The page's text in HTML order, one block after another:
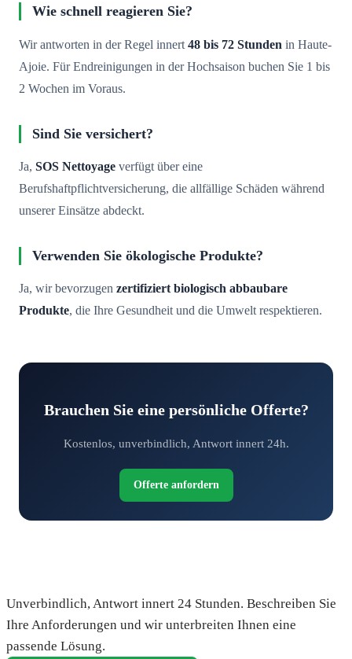
Wie schnell reagieren Sie?
Wir antworten in der Regel innert 48 bis 72 Stunden in Haute-
Ajoie. Für Endreinigungen in der Hochsaison buchen Sie 1 bis
2 Wochen im Voraus.
Sind Sie versichert?
Ja, SOS Nettoyage verfügt über eine
Berufshaftpflichtversicherung, die allfällige Schäden während
unserer Einsätze abdeckt.
Verwenden Sie ökologische Produkte?
Ja, wir bevorzugen zertifiziert biologisch abbaubare
Produkte, die Ihre Gesundheit und die Umwelt respektieren.
Brauchen Sie eine persönliche Offerte?
Kostenlos, unverbindlich, Antwort innert 24h.
Offerte anfordern
Unverbindlich, Antwort innert 24 Stunden. Beschreiben Sie
Ihre Anforderungen und wir unterbreiten Ihnen eine
passende Lösung.